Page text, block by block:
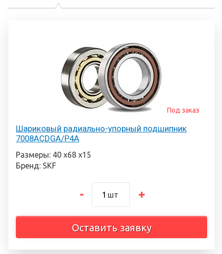
Шариковый радиально-упорный подшипник
7008ACDGA/P4A
Под заказ
Размеры: 40 х68 х15
Бренд: SKF
шт
Оставить заявку